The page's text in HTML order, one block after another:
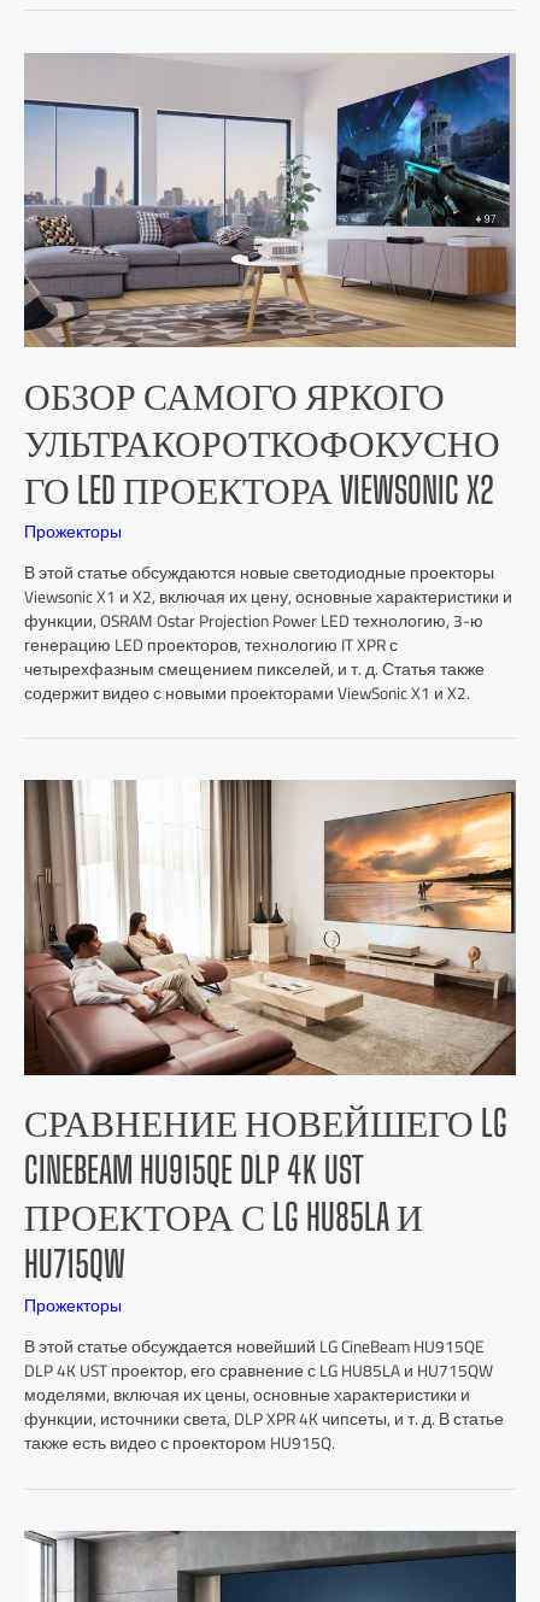
ОБЗОР САМОГО ЯРКОГО
УЛЬТРАКОРОТКОФОКУСНО
ГО LED ПРОЕКТОРА VIEWSONIC X2
Прожекторы
В этой статье обсуждаются новые светодиодные проекторы
Viewsonic X1 и X2, включая их цену, основные характеристики и
функции, OSRAM Ostar Projection Power LED технологию, 3-ю
генерацию LED проекторов, технологию IT XPR с
четырехфазным смещением пикселей, и т. д. Статья также
содержит видео с новыми проекторами ViewSonic X1 и X2.
СРАВНЕНИЕ НОВЕЙШЕГО LG
CINEBEAM HU915QE DLP 4K UST
ПРОЕКТОРА С LG HU85LA И
HU715QW
Прожекторы
В этой статье обсуждается новейший LG CineBeam HU915QE
DLP 4K UST проектор, его сравнение с LG HU85LA и HU715QW
моделями, включая их цены, основные характеристики и
функции, источники света, DLP XPR 4K чипсеты, и т. д. В статье
также есть видео с проектором HU915Q.